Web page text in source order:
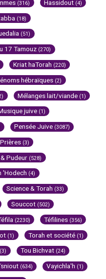
(316) Hassidout (4)
(18)
(51)
17 Tamouz (270)
Kriat haTorah (220)
hébraïques (2)
Mélanges lait/viande (1)
juive (1)
Pensée Juive (3087)
Prières (3)
Pudeur (528)
'Hodech (4)
Science & Torah (33)
Souccot (502)
(2230) Téfilines (356)
(1) Torah et société (1)
(3) Tou Bichvat (24)
(634) Vayichla'h (1)